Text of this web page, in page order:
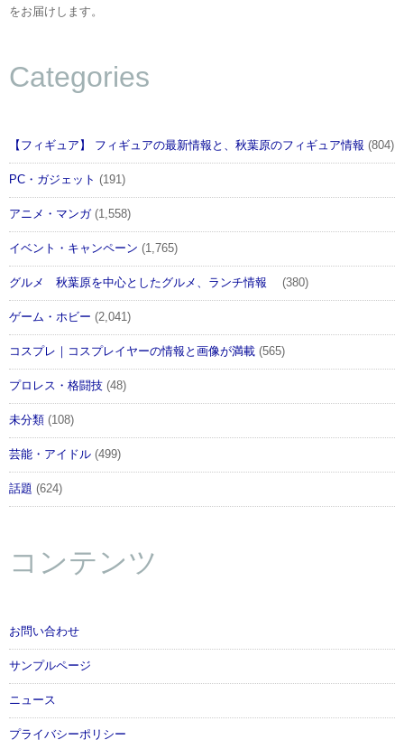
も決定。これらの新作フィギュア及びイラストを「京
う。
■ANIPLEX+～京まふ2016特設ページ～：
をお届けします。
Categories
【フィギュア】 フィギュアの最新情報と、秋葉原のフィギュア情報 (804)
PC・ガジェット (191)
アニメ・マンガ(1,558)
イベント・キャンペーン (1,765)
グルメ 秋葉原を中心としたグルメ、ランチ情報 (380)
ゲーム・ホビー (2,041)
コスプレ｜コスプレイヤーの情報と画像が満載 (565)
プロレス・格闘技 (48)
未分類 (108)
芸能・アイドル (499)
話題 (624)
コンテンツ
お問い合わせ
サンプルページ
ニュース
プライバシーポリシー